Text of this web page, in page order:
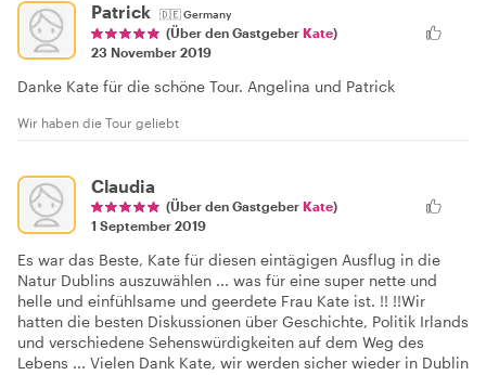
Patrick 🇩🇪Germany
(Über den Gastgeber Kate)
23 November 2019
Danke Kate für die schöne Tour. Angelina und Patrick
Wir haben die Tour geliebt
Claudia
(Über den Gastgeber Kate)
1 September 2019
Es war das Beste, Kate für diesen eintägigen Ausflug in die
Natur Dublins auszuwählen ... was für eine super nette und
helle und einfühlsame und geerdete Frau Kate ist. !! !!Wir
hatten die besten Diskussionen über Geschichte, Politik Irlands
und verschiedene Sehenswürdigkeiten auf dem Weg des
Lebens ... Vielen Dank Kate, wir werden sicher wieder in Dublin